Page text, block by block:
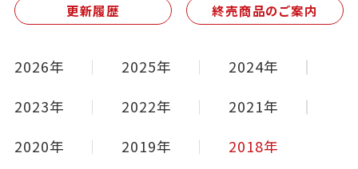
更新履歴 終売商品のご案内
2026年 2025年
2024年
2023年
2022年
2021年
2020年
2019年 2018年